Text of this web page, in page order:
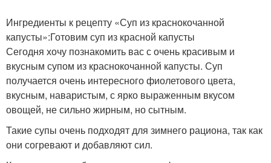
Ингредиенты к рецепту «Суп из краснокочанной
капусты»:Готовим суп из красной капусты
Сегодня хочу познакомить вас с очень красивым и
вкусным супом из краснокочанной капусты. Суп
получается очень интересного фиолетового цвета,
вкусным, наваристым, с ярко выраженным вкусом
овощей, не сильно жирным, но сытным.
Такие супы очень подходят для зимнего рациона, так как
они согревают и добавляют сил.